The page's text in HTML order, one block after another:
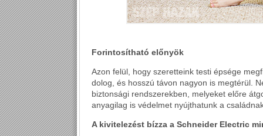
Forintosítható előnyök
Azon felül, hogy szeretteink testi épsége
dolog, és hosszú távon nagyon is megtérül.
biztonsági rendszerekben, melyeket előre
anyagilag is védelmet nyújthatunk a
A kivitelezést bízza a Schneider Electric